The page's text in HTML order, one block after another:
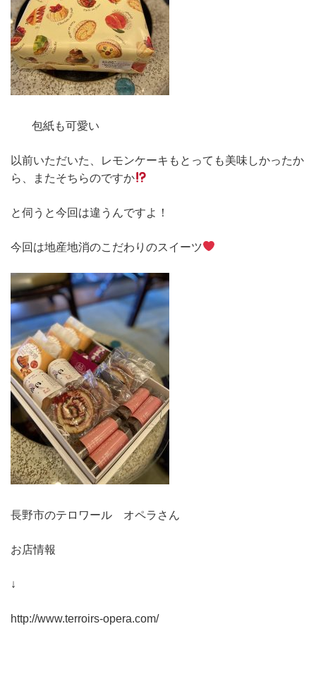
包紙も可愛い
以前いただいた、レモンケーキもとっても美味しかったか
ら、またそちらのですか
と伺うと今回は違うんですよ！
今回は地産地消のこだわりのスイーツ
長野市のテロワール オペラさん
お店情報
↓
http://www.terroirs-opera.com/